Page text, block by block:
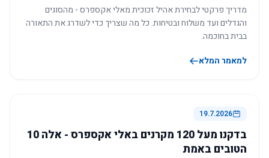
מדריך פרקטי לבחירת אהיל זכוכית מאלי אקספרס - מהסוגים
והגדלים ועד משלוח ובטיחות. כל מה שצריך כדי לשדרג את התאורה
בבית בחוכמה.
למאמר המלא
19.7.2026
בדקנו מעל 120 מקרנים באלי אקספרס - אלה 10
הטובים באמת